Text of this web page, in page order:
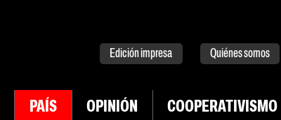
Edición impresa Quiénes somos
PAÍS OPINIÓN COOPERATIVISMO